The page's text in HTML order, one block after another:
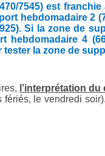
7545) est
hebdomadaire 2
Si la zone de
4
la zone de
l’interprétation
le vendredi